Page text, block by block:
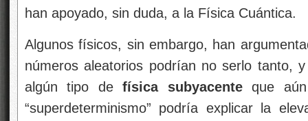
han apoyado, sin duda, a la Física Cuántica.
Algunos físicos, sin embargo, han
números aleatorios podrían no serlo tanto,
algún tipo defísica subyacenteque
“superdeterminismo” podría explicar la